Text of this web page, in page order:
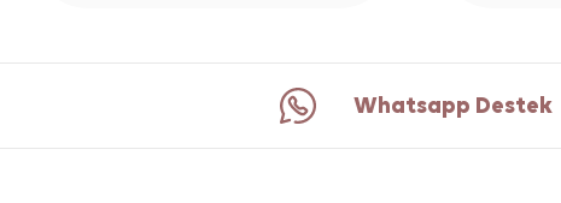
Whatsapp Destek